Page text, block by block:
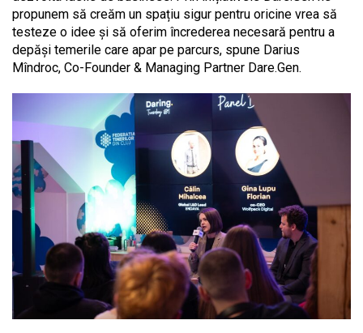
propunem să creăm un spațiu sigur pentru oricine vrea să
testeze o idee și să oferim încrederea necesară pentru a
depăși temerile care apar pe parcurs, spune Darius
Mîndroc, Co-Founder & Managing Partner Dare.Gen.